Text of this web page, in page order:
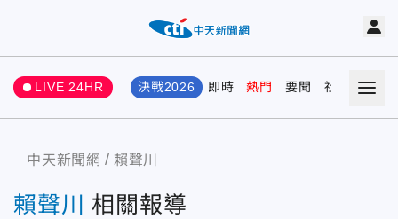
LIVE 24HR 決戰2026 即時 熱門 要聞 社會 娛樂
中天新聞網 賴聲川
賴聲川 相關報導